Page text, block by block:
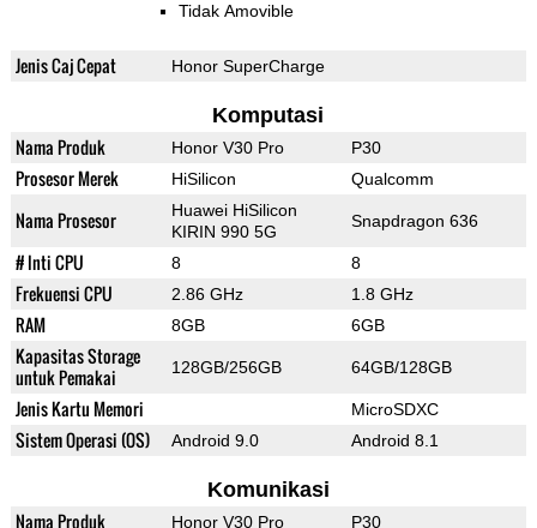
Tidak Amovible
Jenis Caj Cepat Honor SuperCharge
Komputasi
Nama Produk Honor V30 Pro P30
Prosesor Merek HiSilicon Qualcomm
Nama Prosesor
Huawei HiSilicon
KIRIN 990 5G
Snapdragon 636
# Inti CPU 8 8
Frekuensi CPU 2.86 GHz 1.8 GHz
RAM 8GB 6GB
Kapasitas Storage
untuk Pemakai
128GB/256GB 64GB/128GB
Jenis Kartu Memori MicroSDXC
Sistem Operasi (OS) Android 9.0 Android 8.1
Komunikasi
Nama Produk Honor V30 Pro P30